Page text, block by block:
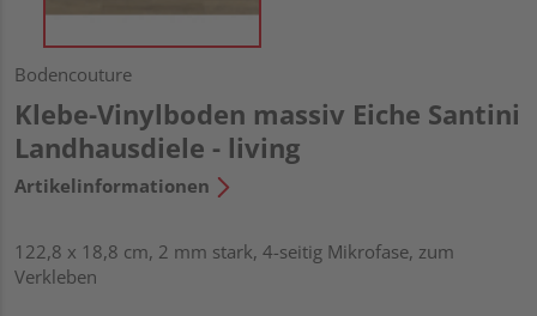
Bodencouture
Klebe-Vinylboden massiv Eiche Santini
Landhausdiele - living
Artikelinformationen
122,8 x 18,8 cm, 2 mm stark, 4-seitig Mikrofase, zum
Verkleben